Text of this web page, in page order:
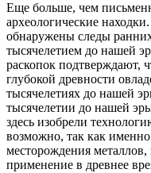
Еще больше, чем
археологические
обнаружены следы
тысячелетием до нашей
раскопок подтверждают,
глубокой древности
тысячелетиях до нашей
тысячелетии до нашей
здесь изобрели
возможно, так как
месторождения
применение в древнее